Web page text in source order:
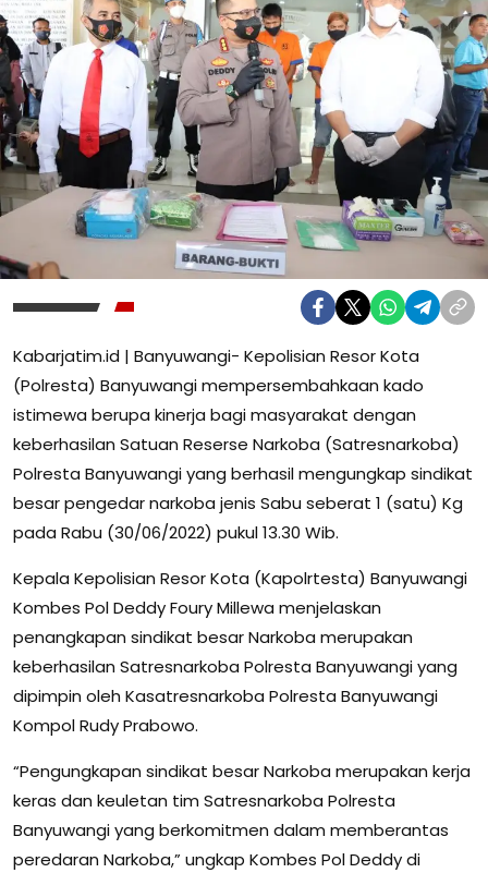
Kabarjatim.id | Banyuwangi- Kepolisian Resor Kota
(Polresta) Banyuwangi mempersembahkaan kado
istimewa berupa kinerja bagi masyarakat dengan
keberhasilan Satuan Reserse Narkoba (Satresnarkoba)
Polresta Banyuwangi yang berhasil mengungkap sindikat
besar pengedar narkoba jenis Sabu seberat 1 (satu) Kg
pada Rabu (30/06/2022) pukul 13.30 Wib.
Kepala Kepolisian Resor Kota (Kapolrtesta) Banyuwangi
Kombes Pol Deddy Foury Millewa menjelaskan
penangkapan sindikat besar Narkoba merupakan
keberhasilan Satresnarkoba Polresta Banyuwangi yang
dipimpin oleh Kasatresnarkoba Polresta Banyuwangi
Kompol Rudy Prabowo.
“Pengungkapan sindikat besar Narkoba merupakan kerja
keras dan keuletan tim Satresnarkoba Polresta
Banyuwangi yang berkomitmen dalam memberantas
peredaran Narkoba,” ungkap Kombes Pol Deddy di